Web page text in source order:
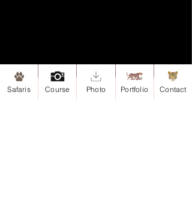
Safaris Course Photo Portfolio Contact